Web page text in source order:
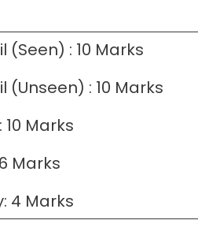
(Seen) : 10 Marks
(Unseen) : 10 Marks
Marks
Marks
4 Marks